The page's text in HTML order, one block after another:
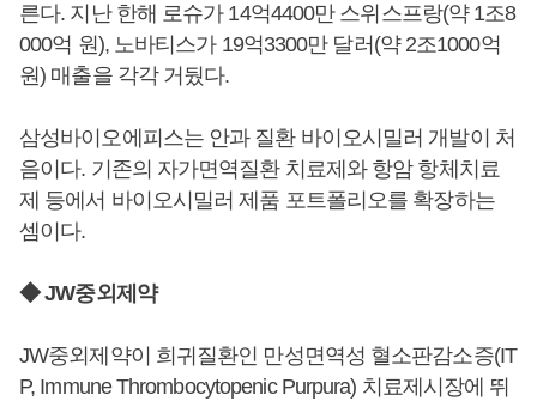
른다. 지난 한해 로슈가 14억4400만 스위스프랑(약 1조8
000억 원), 노바티스가 19억3300만 달러(약 2조1000억
원) 매출을 각각 거뒀다.
삼성바이오에피스는 안과 질환 바이오시밀러 개발이 처
음이다. 기존의 자가면역질환 치료제와 항암 항체치료
제 등에서 바이오시밀러 제품 포트폴리오를 확장하는
셈이다.
◆ JW중외제약
JW중외제약이 희귀질환인 만성면역성 혈소판감소증(IT
P, Immune Thrombocytopenic Purpura) 치료제시장에 뛰